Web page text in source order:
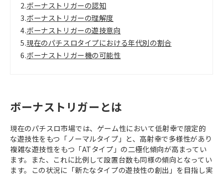
2.ボーナストリガーの認知
3.ボーナストリガーの理解度
4.ボーナストリガーの遊技意向
5.現在のパチスロタイプにおける年代別の割合
6.ボーナストリガー機の可能性
ボーナストリガーとは
現在のパチスロ市場では、ゲーム性において低射幸で限定的
な遊技性をもつ「ノーマルタイプ」と、高射幸で多様性があり
複雑な遊技性をもつ「ATタイプ」の二極化傾向が高まってい
ます。また、これに比例して設置台数も同様の傾向となってい
ます。この状況に「新たなタイプの遊技性の創出」を目指し実